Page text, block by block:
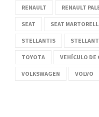
RENAULT RENAULT
SEAT SEAT MARTORELL
STELLANTIS
TOYOTA VEHÍCULO DE
VOLKSWAGEN VOLVO